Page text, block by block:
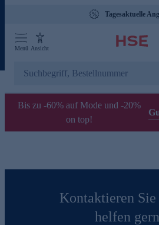
Tagesaktuelle
Menü Ansicht
Bis zu -60% auf Mode und -20%
on top!
Kontaktieren
helfen